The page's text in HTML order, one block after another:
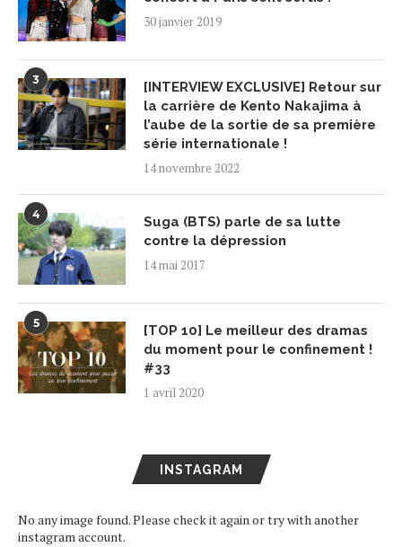
30 janvier 2019
3
[INTERVIEW EXCLUSIVE] Retour sur
la carrière de Kento Nakajima à
l’aube de la sortie de sa première
série internationale !
14 novembre 2022
4
Suga (BTS) parle de sa lutte
contre la dépression
14 mai 2017
5
[TOP 10] Le meilleur des dramas
du moment pour le confinement !
#33
1 avril 2020
INSTAGRAM
No any image found. Please check it again or try with another
instagram account.